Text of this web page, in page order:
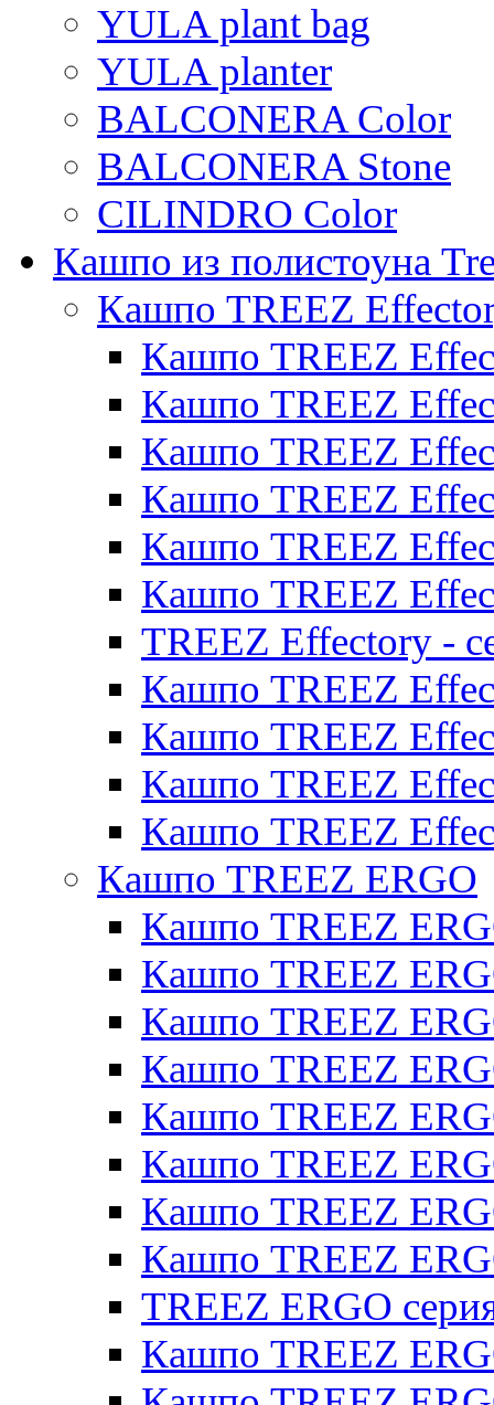
YULA plant bag
YULA planter
BALCONERA Color
BALCONERA Stone
CILINDRO Color
Кашпо из полистоуна
Кашпо TREEZ
Кашпо TREEZ
Кашпо TREEZ
Кашпо TREEZ
Кашпо TREEZ
Кашпо TREEZ
Кашпо TREEZ
TREEZ Effectory -
Кашпо TREEZ
Кашпо TREEZ
Кашпо TREEZ
Кашпо TREEZ
Кашпо TREEZ ERGO
Кашпо TREEZ
Кашпо TREEZ
Кашпо TREEZ
Кашпо TREEZ
Кашпо TREEZ
Кашпо TREEZ
Кашпо TREEZ
Кашпо TREEZ
TREEZ ERGO
Кашпо TREEZ